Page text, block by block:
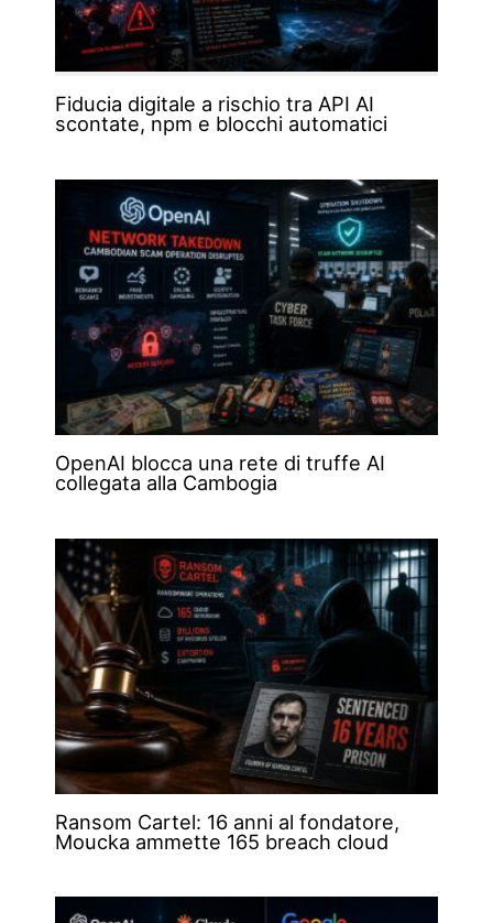
Fiducia digitale a rischio tra API AI
scontate, npm e blocchi automatici
OpenAI blocca una rete di truffe AI
collegata alla Cambogia
Ransom Cartel: 16 anni al fondatore,
Moucka ammette 165 breach cloud